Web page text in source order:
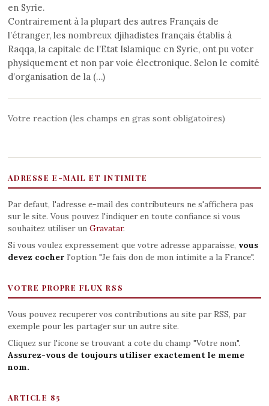
en Syrie.
Contrairement à la plupart des autres Français de
l’étranger, les nombreux djihadistes français établis à
Raqqa, la capitale de l’Etat Islamique en Syrie, ont pu voter
physiquement et non par voie électronique. Selon le comité
d’organisation de la (…)
Votre reaction (les champs en gras sont obligatoires)
ADRESSE E-MAIL ET INTIMITE
Par defaut, l'adresse e-mail des contributeurs ne s'affichera pas
sur le site. Vous pouvez l'indiquer en toute confiance si vous
souhaitez utiliser un Gravatar.
Si vous voulez expressement que votre adresse apparaisse, vous
devez cocherl'option "Je fais don de mon intimite a la France".
VOTRE PROPRE FLUX RSS
Vous pouvez recuperer vos contributions au site par RSS, par
exemple pour les partager sur un autre site.
Cliquez sur l'icone se trouvant a cote du champ "Votre nom".
Assurez-vous de toujours utiliser exactement le meme
nom.
ARTICLE 85